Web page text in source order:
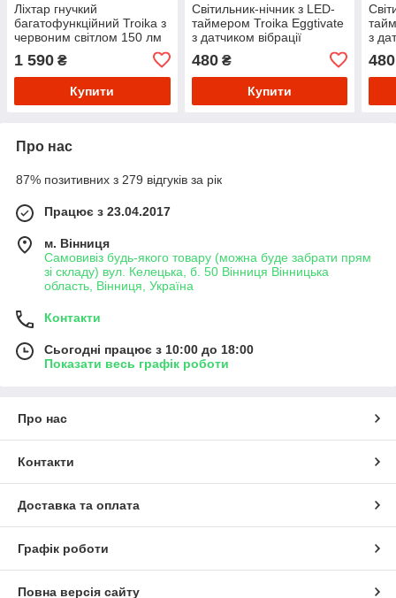
Ліхтар гнучкий
багатофункційний Troika з
червоним світлом 150 лм
1 590 ₴
Купити
Світильник-нічник з LED-
таймером Troika Eggtivate
з датчиком вібрації
480₴
Купити
з
480
Про нас
87% позитивних з 279 відгуків за рік
Працює з 23.04.2017
м. Вінниця
Самовивіз будь-якого товару (можна буде забрати прям
зі складу) вул. Келецька, б. 50 Вінниця Вінницька
область, Вінниця, Україна
Контакти
Сьогодні працює з 10:00 до 18:00
Показати весь графік роботи
Про нас
Контакти
Доставка та оплата
Графік роботи
Повна версія сайту